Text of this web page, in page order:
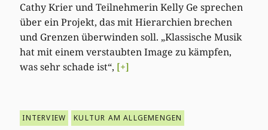
Cathy Krier und Teilnehmerin Kelly Ge sprechen
über ein Projekt, das mit Hierarchien brechen
und Grenzen überwinden soll. „Klassische Musik
hat mit einem verstaubten Image zu kämpfen,
was sehr schade ist“, [+]
INTERVIEW KULTUR AM ALLGEMENGEN